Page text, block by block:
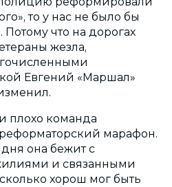
то у нас не было бы
что на дорогах
жезла,
Евгений «Маршал»
плохо команда
реформаторский марафон.
дня она бежит с
и связанными
хорош мог быть